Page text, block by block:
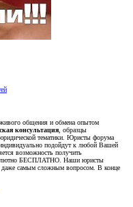
общения и обмена опытом
консультация , образцы
тематики. Юристы форума
подойдут к любой Вашей
возможность получить
БЕСПЛАТНО. Наши юристы
даже самым сложным вопросом. В конце